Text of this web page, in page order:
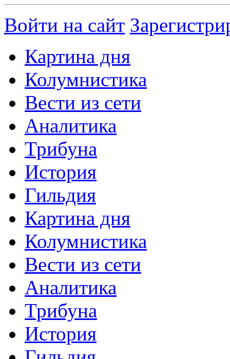
Войти на сайт
Картина дня
Колумнистика
Вести из сети
Аналитика
Трибуна
История
Гильдия
Картина дня
Колумнистика
Вести из сети
Аналитика
Трибуна
История